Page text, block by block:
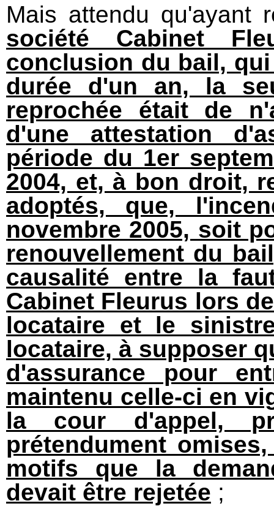
Mais attendu qu'ayant
société Cabinet
conclusion du bail,
durée d'un an, la
reprochée était de
d'une attestation
période du 1er
2004, et, à bon droit,
adoptés, que,
novembre 2005, soit
renouvellement du
causalité entre la
Cabinet Fleurus lors
locataire et le
locataire, à supposer
d'assurance pour
maintenu celle-ci en
la cour d'appel,
prétendument
motifs que la
devait être rejetée ;